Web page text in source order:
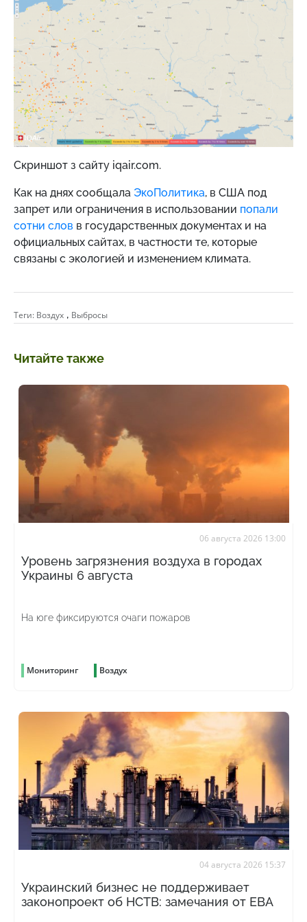
Скриншот з сайту iqair.com.
Как на днях сообщала ЭкоПолитика, в США под
запрет или ограничения в использовании попали
сотни слов в государственных документах и на
официальных сайтах, в частности те, которые
связаны с экологией и изменением климата.
Теги: Воздух , Выбросы
Читайте также
06 августа 2026 13:00
Уровень загрязнения воздуха в городах
Украины 6 августа
На юге фиксируются очаги пожаров
Мониторинг Воздух
04 августа 2026 15:37
Украинский бизнес не поддерживает
законопроект об НСТВ: замечания от ЕВА